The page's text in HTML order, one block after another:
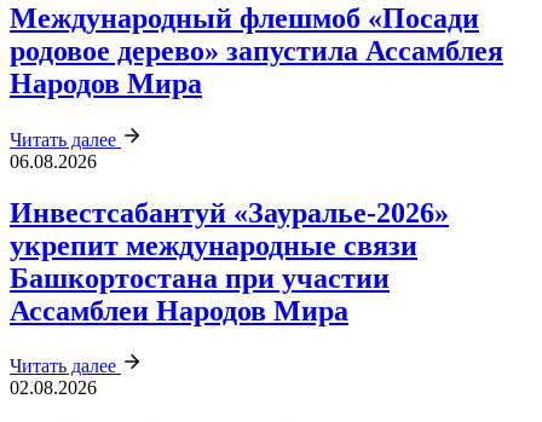
Международный флешмоб «Посади
родовое дерево» запустила Ассамблея
Народов Мира
Читать далее
06.08.2026
Инвестсабантуй «Зауралье‑2026»
укрепит международные связи
Башкортостана при участии
Ассамблеи Народов Мира
Читать далее
02.08.2026